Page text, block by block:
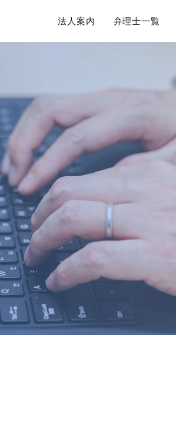
法人案内 弁理士一覧